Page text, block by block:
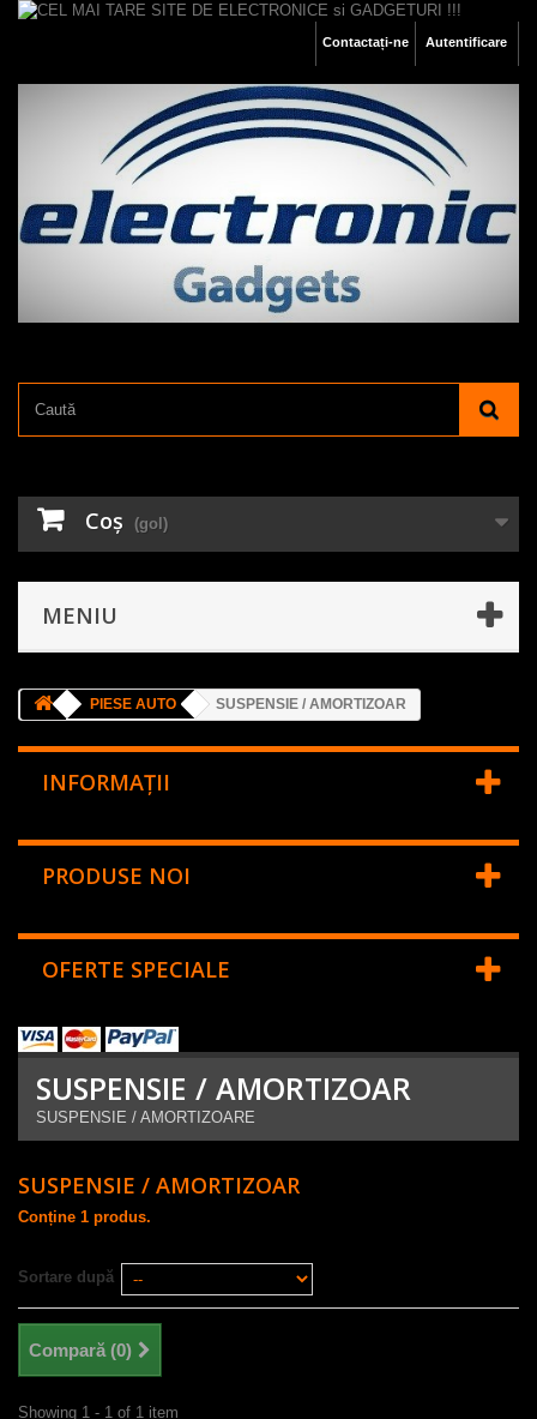
Autentificare
Contactați-ne
Coş (gol)
MENIU
PIESE AUTO SUSPENSIE / AMORTIZOAR
INFORMAŢII
PRODUSE NOI
OFERTE SPECIALE
SUSPENSIE / AMORTIZOAR
SUSPENSIE / AMORTIZOARE
SUSPENSIE / AMORTIZOAR
Conține 1 produs.
Sortare după
Compară (0)
Showing 1 - 1 of 1 item